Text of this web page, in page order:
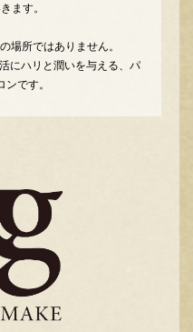
ます。
場所ではありません。
にハリと潤いを与える、パ
です。